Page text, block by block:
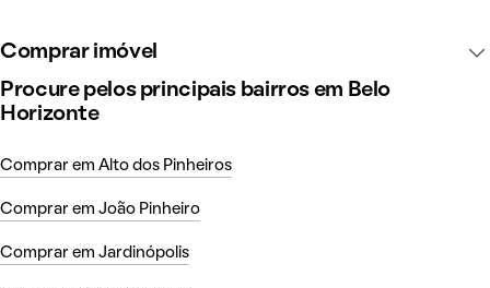
Comprar imóvel
Procure pelos principais bairros em Belo
Horizonte
Comprar em Alto dos Pinheiros
Comprar em João Pinheiro
Comprar em Jardinópolis